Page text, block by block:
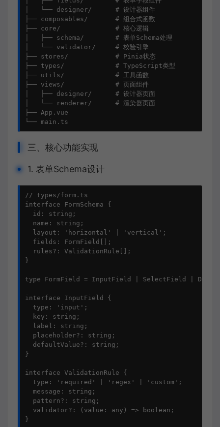
│   └── designer/      # 设计器组件
├── composables/       # 组合式函数
├── core/              # 核心逻辑
│   ├── schema/        # 表单Schema处理
│   └── validator/     # 校验引擎
├── stores/            # Pinia状态
├── types/             # TypeScript类型
├── utils/             # 工具函数
├── views/             # 页面组件
│   ├── designer/      # 设计器页面
│   └── renderer/      # 渲染器页面
├── App.vue
└── main.ts
三、核心功能实现
1. 表单Schema设计
// types/form.ts
interface FormSchema {
  id: string;
  name: string;
  layout: 'horizontal' | 'vertical';
  fields: FormField[];
  rules?: ValidationRule[];
}
type FormField = InputField | SelectField |
interface InputField {
  type: 'input';
  key: string;
  label: string;
  placeholder?: string;
  defaultValue?: string;
}
interface ValidationRule {
  type: 'required' | 'regex' | 'custom';
  message: string;
  pattern?: string;
  validator?: (value: any) => boolean;
}